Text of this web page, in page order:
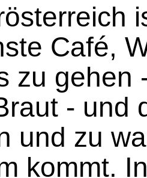
Café,
zu gehen
- und
und zu
kommt.